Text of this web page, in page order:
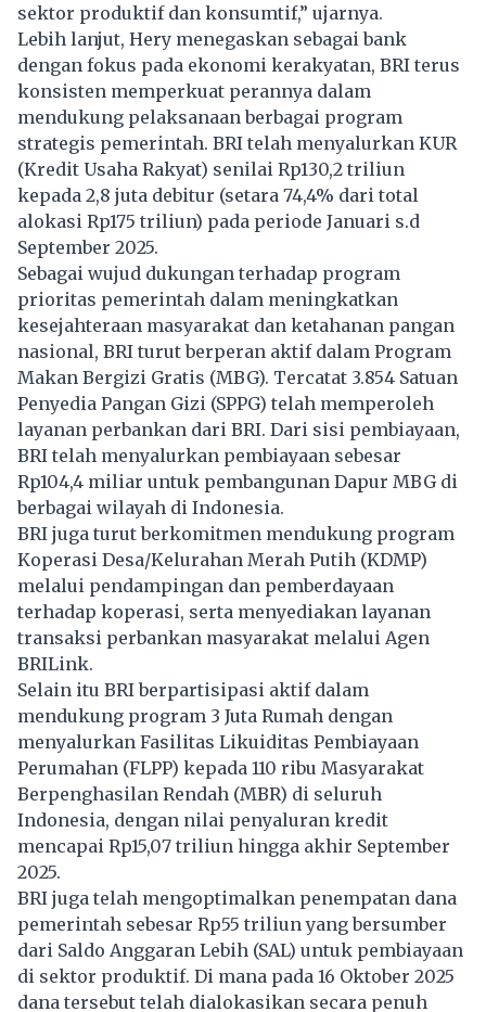
sektor produktif dan konsumtif,” ujarnya.
Lebih lanjut, Hery menegaskan sebagai bank
dengan fokus pada ekonomi kerakyatan, BRI terus
konsisten memperkuat perannya dalam
mendukung pelaksanaan berbagai program
strategis pemerintah. BRI telah menyalurkan KUR
(Kredit Usaha Rakyat) senilai Rp130,2 triliun
kepada 2,8 juta debitur (setara 74,4% dari total
alokasi Rp175 triliun) pada periode Januari s.d
September 2025.
Sebagai wujud dukungan terhadap program
prioritas pemerintah dalam meningkatkan
kesejahteraan masyarakat dan ketahanan pangan
nasional, BRI turut berperan aktif dalam Program
Makan Bergizi Gratis (MBG). Tercatat 3.854 Satuan
Penyedia Pangan Gizi (SPPG) telah memperoleh
layanan perbankan dari BRI. Dari sisi pembiayaan,
BRI telah menyalurkan pembiayaan sebesar
Rp104,4 miliar untuk pembangunan Dapur MBG di
berbagai wilayah di Indonesia.
BRI juga turut berkomitmen mendukung program
Koperasi Desa/Kelurahan Merah Putih (KDMP)
melalui pendampingan dan pemberdayaan
terhadap koperasi, serta menyediakan layanan
transaksi perbankan masyarakat melalui Agen
BRILink.
Selain itu BRI berpartisipasi aktif dalam
mendukung program 3 Juta Rumah dengan
menyalurkan Fasilitas Likuiditas Pembiayaan
Perumahan (FLPP) kepada 110 ribu Masyarakat
Berpenghasilan Rendah (MBR) di seluruh
Indonesia, dengan nilai penyaluran kredit
mencapai Rp15,07 triliun hingga akhir September
2025.
BRI juga telah mengoptimalkan penempatan dana
pemerintah sebesar Rp55 triliun yang bersumber
dari Saldo Anggaran Lebih (SAL) untuk pembiayaan
di sektor produktif. Di mana pada 16 Oktober 2025
dana tersebut telah dialokasikan secara penuh